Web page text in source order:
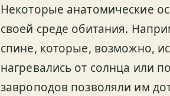
Некоторые анатомические
своей среде обитания.
спине, которые, возможно,
нагревались от солнца или
завроподов позволяли им